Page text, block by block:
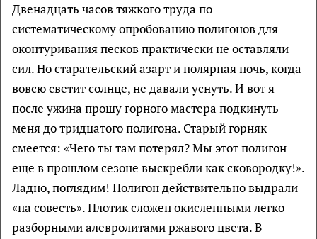
Двенадцать часов тяжкого труда по
систематическому опробованию полигонов для
оконтуривания песков практически не оставляли
сил. Но старательский азарт и полярная ночь, когда
вовсю светит солнце, не давали уснуть. И вот я
после ужина прошу горного мастера подкинуть
меня до тридцатого полигона. Старый горняк
смеется: «Чего ты там потерял? Мы этот полигон
еще в прошлом сезоне выскребли как сковородку!».
Ладно, поглядим! Полигон действительно выдрали
«на совесть». Плотик сложен окисленными легко-
разборными алевролитами ржавого цвета. В